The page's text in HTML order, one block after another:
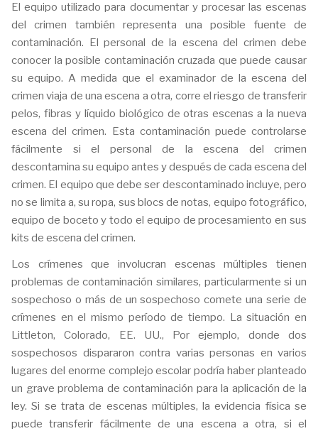
El equipo utilizado para documentar y procesar las escenas
del crimen también representa una posible fuente de
contaminación. El personal de la escena del crimen debe
conocer la posible contaminación cruzada que puede causar
su equipo. A medida que el examinador de la escena del
crimen viaja de una escena a otra, corre el riesgo de transferir
pelos, fibras y líquido biológico de otras escenas a la nueva
escena del crimen. Esta contaminación puede controlarse
fácilmente si el personal de la escena del crimen
descontamina su equipo antes y después de cada escena del
crimen. El equipo que debe ser descontaminado incluye, pero
no se limita a, su ropa, sus blocs de notas, equipo fotográfico,
equipo de boceto y todo el equipo de procesamiento en sus
kits de escena del crimen.
Los crímenes que involucran escenas múltiples tienen
problemas de contaminación similares, particularmente si un
sospechoso o más de un sospechoso comete una serie de
crímenes en el mismo período de tiempo. La situación en
Littleton, Colorado, EE. UU., Por ejemplo, donde dos
sospechosos dispararon contra varias personas en varios
lugares del enorme complejo escolar podría haber planteado
un grave problema de contaminación para la aplicación de la
ley. Si se trata de escenas múltiples, la evidencia física se
puede transferir fácilmente de una escena a otra, si el